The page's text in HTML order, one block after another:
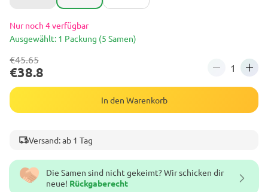
Die Samen sind nicht gekeimt? Wir schicken dir
neue! Rückgaberecht
Nur noch 4 verfügbar
Ausgewählt: 1 Packung (5 Samen)
€45.65
€38.8
In den Warenkorb
Versand: ab 1 Tag